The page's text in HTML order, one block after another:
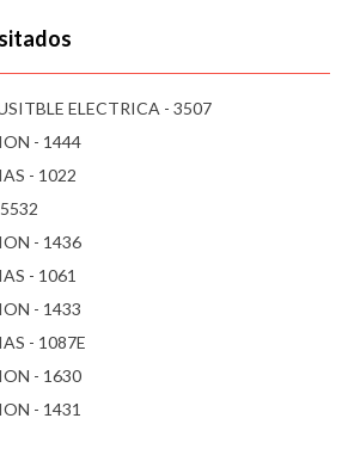
ELECTRICA - 3507
- 1444
- 1022
- 1436
- 1061
- 1433
- 1087E
- 1630
- 1431